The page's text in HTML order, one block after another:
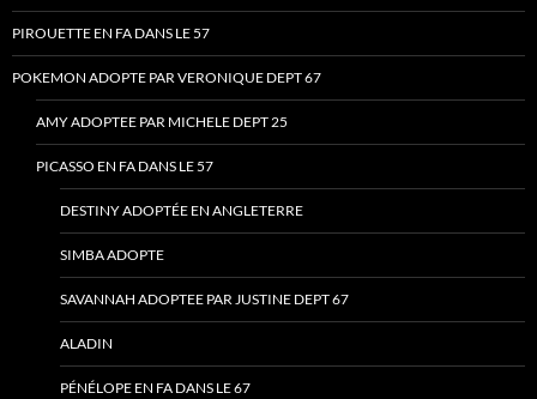
PIROUETTE EN FA DANS LE 57
POKEMON ADOPTE PAR VERONIQUE DEPT 67
AMY ADOPTEE PAR MICHELE DEPT 25
PICASSO EN FA DANS LE 57
DESTINY ADOPTÉE EN ANGLETERRE
SIMBA ADOPTE
SAVANNAH ADOPTEE PAR JUSTINE DEPT 67
ALADIN
PÉNÉLOPE EN FA DANS LE 67